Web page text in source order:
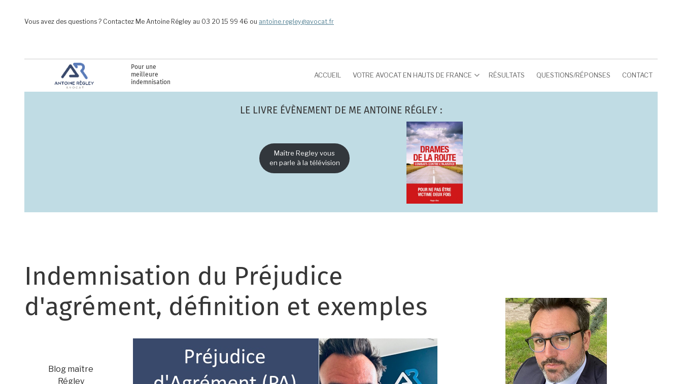
Vous avez des questions ? Contactez Me Antoine Régley au 03 20 15 99 46 ou antoine.regley@avocat.fr
Pour une
meilleure
indemnisation
ACCUEIL VOTRE AVOCAT EN HAUTS DE FRANCE RÉSULTATS QUESTIONS/RÉPONSES CONTACT
LE LIVRE ÉVÈNEMENT DE ME ANTOINE RÉGLEY :
Maître Regley vous
en parle à la télévision
Indemnisation du Préjudice
d'agrément, définition et exemples
Blog maître
Régley